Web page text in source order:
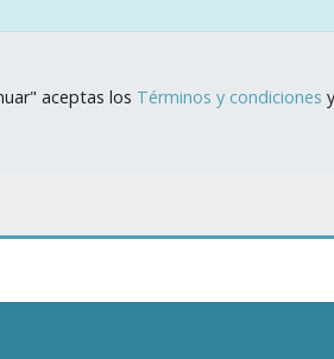
aceptas los Términos y condiciones